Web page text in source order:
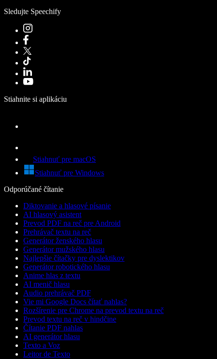
Sledujte Speechify
Stiahnite si aplikáciu
Stiahnuť pre macOS
Stiahnuť pre Windows
Odporúčané čítanie
Diktovanie a hlasové písanie
AI hlasový asistent
Prevod PDF na reč pre Android
Prehrávač textu na reč
Generátor ženského hlasu
Generátor mužského hlasu
Najlepšie čítačky pre dyslektikov
Generátor robotického hlasu
Anime hlas z textu
AI menič hlasu
Audio prehrávač PDF
Vie mi Google Docs čítať nahlas?
Rozšírenie pre Chrome na prevod textu na reč
Prevod textu na reč v hindčine
Čítanie PDF nahlas
AI generátor hlasu
Texto a Voz
Leitor de Texto